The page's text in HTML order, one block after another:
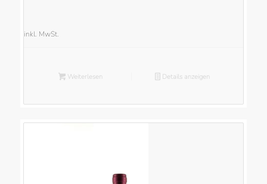
inkl. MwSt.
Weiterlesen Details anzeigen